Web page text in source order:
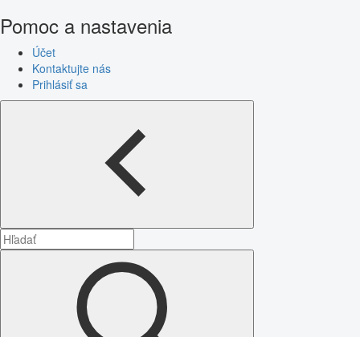
Pomoc a nastavenia
Účet
Kontaktujte nás
Prihlásiť sa